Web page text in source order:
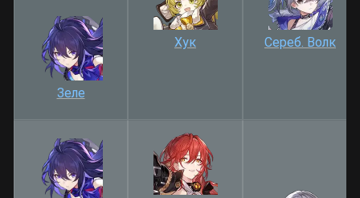
Зеле
Хук Сереб. Волк